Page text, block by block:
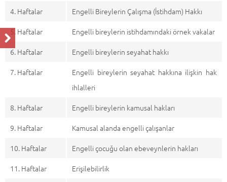
4. Haftalar
Engelli Bireylerin Çalışma (İstihdam) Hakkı
5. Haftalar
Engelli bireylerin istihdamındaki örnek vakalar
6. Haftalar
Engelli bireylerin seyahat hakkı
7. Haftalar
Engelli bireylerin seyahat hakkına ilişkin hak
ihlalleri
8. Haftalar
Engelli bireylerin kamusal hakları
9. Haftalar
Kamusal alanda engelli çalışanlar
10. Haftalar
Engelli çocuğu olan ebeveynlerin hakları
11. Haftalar
Erişilebilirlik